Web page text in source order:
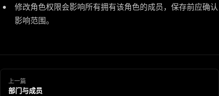
修改角色权限会影响所有拥有该角色的成员，保存前应确认
影响范围。
上一篇
部门与成员